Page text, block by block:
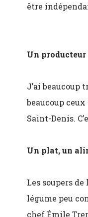
être
Un
J’ai beaucoup
beaucoup ceux
Saint-Denis.
Un plat, un
Les soupers
légume peu
chef Émile